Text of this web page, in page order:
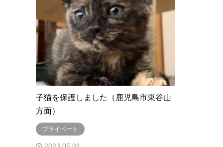
子猫を保護しました（鹿児島市東谷山
方面）
プライベート